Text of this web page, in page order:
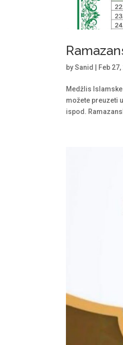
bySanid Feb
Medžlis
možete preuzeti
ispod.